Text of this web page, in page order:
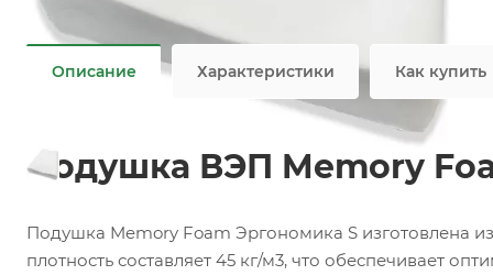
возможна перфорация
Не является публичной офертой
Описание Характеристики Как купить
Подушка ВЭП Memory
Подушка Memory Foam Эргономика S изготовлена
плотность составляет 45 кг/м3, что обеспечивает